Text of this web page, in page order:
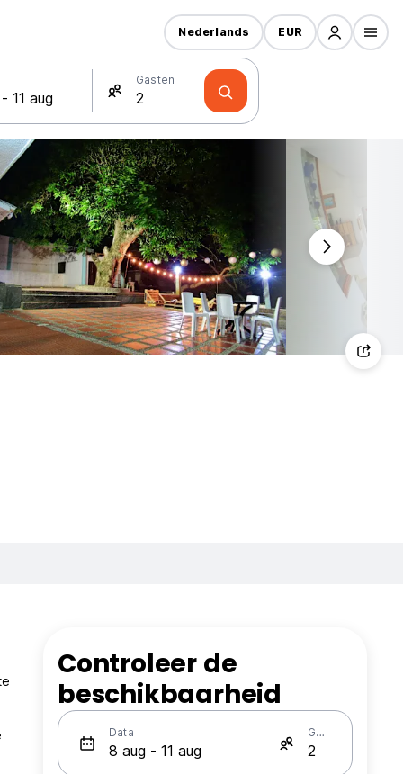
Gasten
Nederlands EUR
Controleer de
beschikbaarheid
Data Gasten